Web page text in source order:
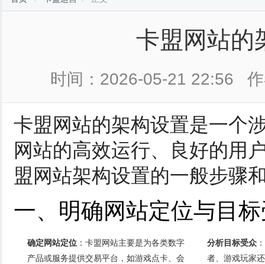
卡盟网站的
时间：2026-05-21 22:56
卡盟网站的架构设置是一个
网站的高效运行、良好的用
盟网站架构设置的一般步骤
一、明确网站定位与目
确定网站定位 ：卡盟网站主要是为各类数字
产品或服务提供交易平台，如游戏点卡、会
分析目标受众
者、游戏玩家